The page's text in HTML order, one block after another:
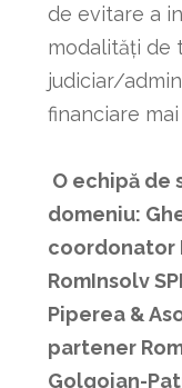
de evitare a
modalități de
judiciar/
financiare
O echipă de
domeniu:
coordonator
RomInsolv
Piperea &
partener
Golgojan-